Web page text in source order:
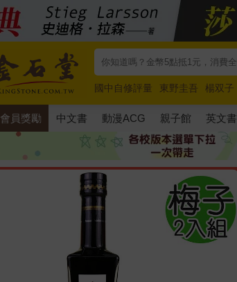
國中自修評量 東野圭吾 楊双子
唯紅花綻放
奧德賽 路邊攤新作
會員獎勵 中文書 動漫ACG 親子館 英文書